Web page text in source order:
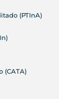
(PTInA)
(CATA)